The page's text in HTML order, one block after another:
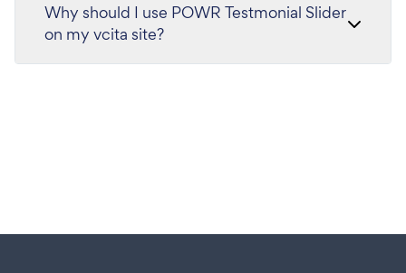
Why should I use POWR Testmonial Slider
on my vcita site?